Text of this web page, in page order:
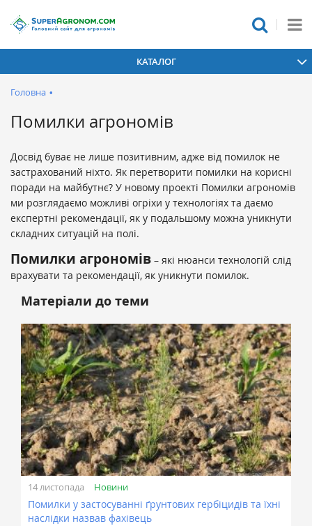
КАТАЛОГ
Головна •
Помилки агрономів
Досвід буває не лише позитивним, адже від помилок не
застрахований ніхто. Як перетворити помилки на корисні
поради на майбутнє? У новому проекті Помилки агрономів
ми розглядаємо можливі огріхи у технологіях та даємо
експертні рекомендації, як у подальшому можна уникнути
складних ситуацій на полі.
Помилки агрономів – які нюанси технологій слід
врахувати та рекомендації, як уникнути помилок.
Матеріали до теми
14 листопада Новини
Помилки у застосуванні ґрунтових гербіцидів та їхні
наслідки назвав фахівець